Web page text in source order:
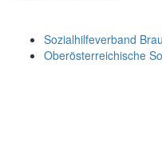
Sozialhilfeverband
Oberösterreichische